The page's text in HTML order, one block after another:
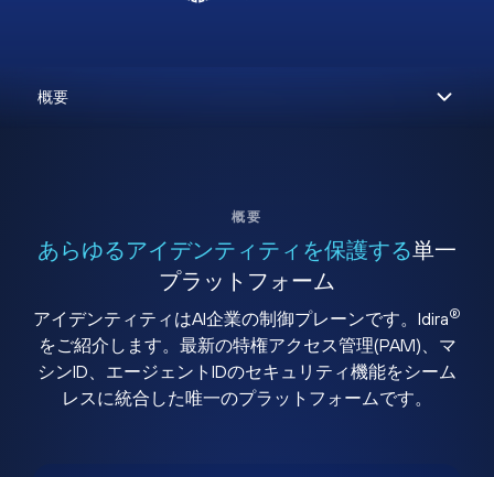
概要
あらゆるアイデンティティを保護する単一
プラットフォーム
アイデンティティはAI企業の制御プレーンです。Idira®
をご紹介します。最新の特権アクセス管理(PAM)、マ
シンID、エージェントIDのセキュリティ機能をシーム
レスに統合した唯一のプラットフォームです。